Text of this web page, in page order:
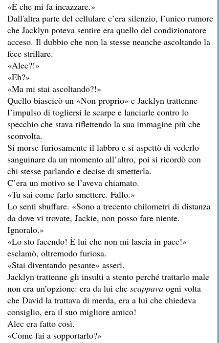
«È che mi fa incazzare.»
Dall'altra parte del cellulare c’era silenzio, l’unico rumore
che Jacklyn poteva sentire era quello del condizionatore
acceso. Il dubbio che non la stesse neanche ascoltando la
fece strillare.
«Alec?!»
«Eh?»
«Ma mi stai ascoltando?!»
Quello biascicò un «Non proprio» e Jacklyn trattenne
l’impulso di togliersi le scarpe e lanciarle contro lo
specchio che stava riflettendo la sua immagine più che
sconvolta.
Si morse furiosamente il labbro e si aspettò di vederlo
sanguinare da un momento all’altro, poi si ricordò con
chi stesse parlando e decise di smetterla.
C’era un motivo se l’aveva chiamato.
«Tu sai come farlo smettere. Fallo.»
Lo sentì sbuffare. «Sono a trecento chilometri di distanza
da dove vi trovate, Jackie, non posso fare niente.
Ignoralo.»
«Lo sto facendo! È lui che non mi lascia in pace!»
esclamò, oltremodo furiosa.
«Stai diventando pesante» asserì.
Jacklyn trattenne gli insulti a stento perché trattarlo male
non era un’opzione: era da lui che scappava ogni volta
che David la trattava di merda, era a lui che chiedeva
consiglio, era il suo migliore amico!
Alec era fatto così.
«Come fai a sopportarlo?»